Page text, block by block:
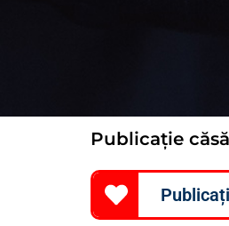
Publicație